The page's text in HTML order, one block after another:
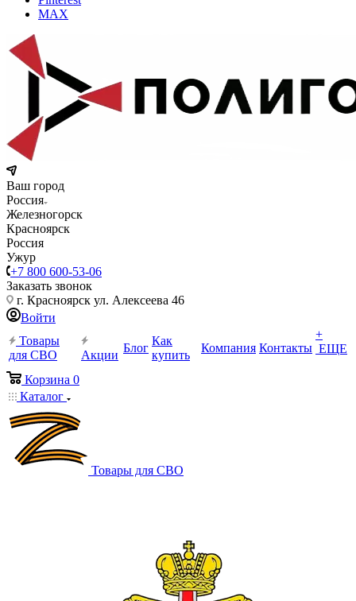
MAX
Ваш город
Россия
Железногорск
Красноярск
Россия
Ужур
+7 800 600-53-06
Заказать звонок
г. Красноярск ул. Алексеева 46
Войти
Товары
для СВО
Акции
Блог
Как
купить
Компания Контакты
+
ЕЩЕ
Корзина 0
Каталог
Товары для СВО